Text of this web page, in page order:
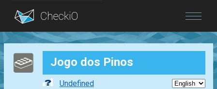
Blog
Login Jogo dos Pinos
Undefined